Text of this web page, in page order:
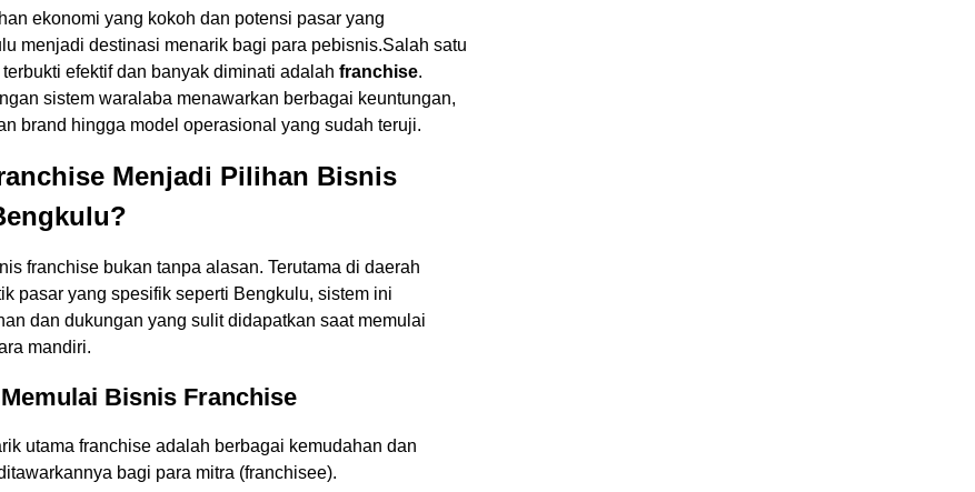
ekonomi yang kokoh dan potensi pasar yang
menjadi destinasi menarik bagi para pebisnis.Salah satu
efektif dan banyak diminati adalah franchise.
sistem waralaba menawarkan berbagai keuntungan,
brand hingga model operasional yang sudah teruji.
Menjadi Pilihan Bisnis
franchise bukan tanpa alasan. Terutama di daerah
pasar yang spesifik seperti Bengkulu, sistem ini
dan dukungan yang sulit didapatkan saat memulai
mandiri.
Bisnis Franchise
utama franchise adalah berbagai kemudahan dan
bagi para mitra (franchisee).